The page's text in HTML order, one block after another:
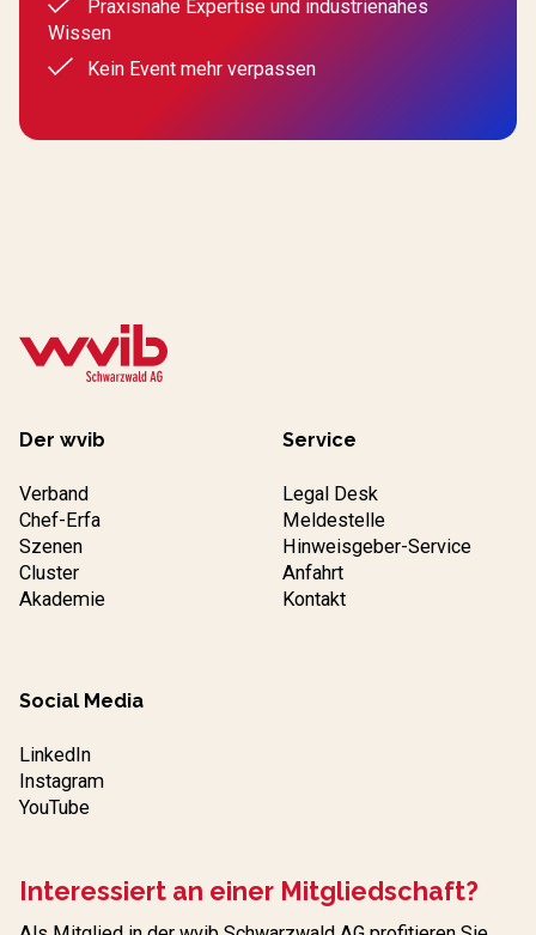
Praxisnahe Expertise und industrienahes
Wissen
Kein Event mehr verpassen
Der wvib
Verband
Chef-Erfa
Szenen
Cluster
Akademie
Service
Legal Desk
Meldestelle
Hinweisgeber-Service
Anfahrt
Kontakt
Social Media
LinkedIn
Instagram
YouTube
Interessiert an einer Mitgliedschaft?